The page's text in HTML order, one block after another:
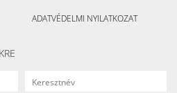
ADATVÉDELMI NYILATKOZAT